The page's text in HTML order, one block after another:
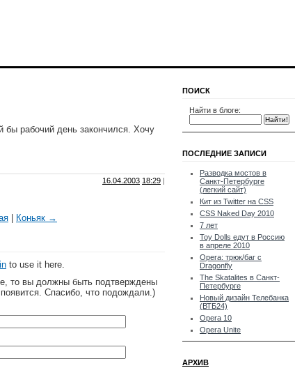
бы рабочий день закончился. Хочу
16.04.2003 18:29 |
Коньяк →
to use it here.
то вы должны быть подтверждены
Спасибо, что подождали.)
ПОИСК
Найти в блоге:
ПОСЛЕДНИЕ ЗАПИСИ
Разводка мостов в
Санкт-Петербурге
(легкий сайт)
Кит из Twitter на CSS
CSS Naked Day 2010
7 лет
Toy Dolls едут в Россию
в апреле 2010
Opera: трюк/баг с
Dragonfly
The Skatalites в Санкт-
Петербурге
Новый дизайн Телебанка
(ВТБ24)
Opera 10
Opera Unite
АРХИВ